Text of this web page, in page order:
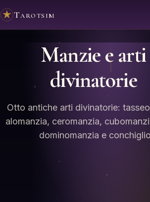
Tarotsim
Manzie e arti
divinatorie
Otto antiche arti divinatorie:
alomanzia, ceromanzia,
dominomanzia e